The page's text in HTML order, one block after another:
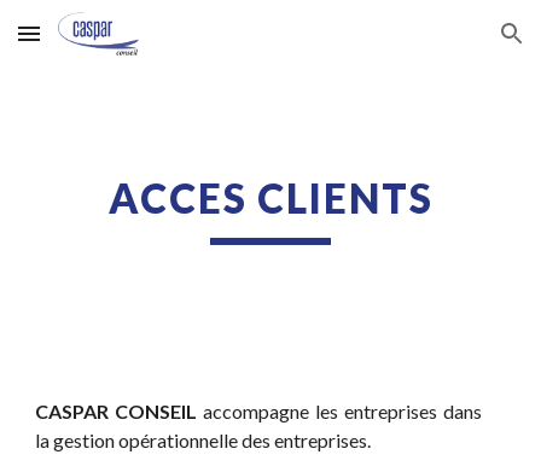
Skip to main content Skip to navigation
ACCES CLIENTS
CASPAR CONSEIL accompagne les entreprises dans
la gestion opérationnelle des entreprises.